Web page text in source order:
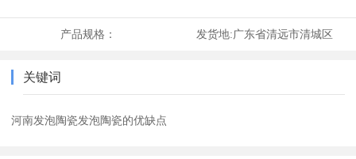
产品规格： 发货地:广东省清远市清城区
关键词
河南发泡陶瓷发泡陶瓷的优缺点